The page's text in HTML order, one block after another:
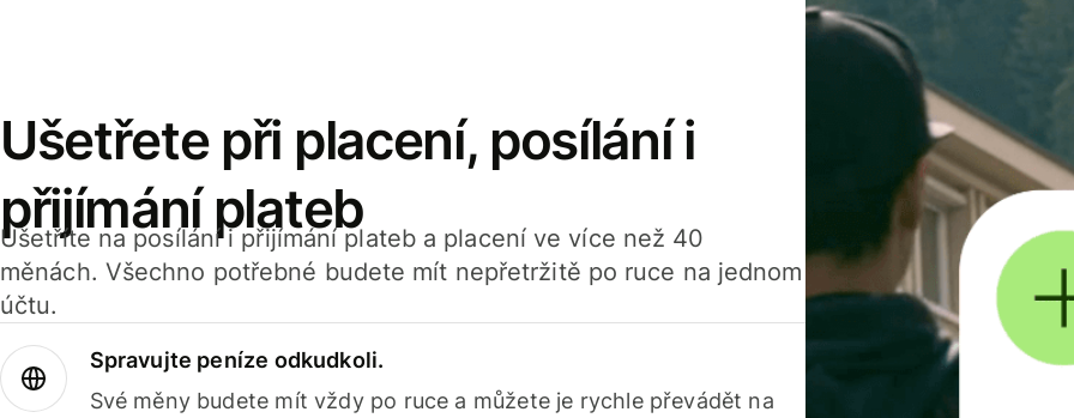
Ušetřete při placení, posílání i
přijímání plateb
Ušetříte na posílání i přijímání plateb a placení ve více než 40
měnách. Všechno potřebné budete mít nepřetržitě po ruce na jednom
účtu.
Spravujte peníze odkudkoli.
Své měny budete mít vždy po ruce a můžete je rychle převádět na